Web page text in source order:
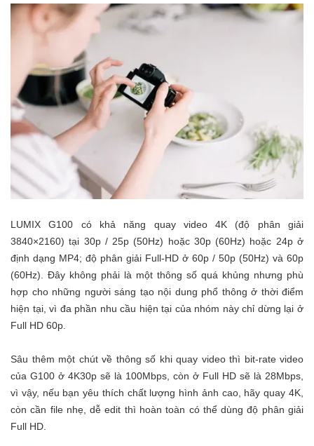
LUMIX G100 có khả năng quay video 4K (độ phân giải
3840×2160) tại 30p / 25p (50Hz) hoặc 30p (60Hz) hoặc 24p ở
định dạng MP4; độ phân giải Full-HD ở 60p / 50p (50Hz) và 60p
(60Hz). Đây không phải là một thông số quá khủng nhưng phù
hợp cho những người sáng tạo nội dung phổ thông ở thời điểm
hiện tại, vì đa phần nhu cầu hiện tại của nhóm này chỉ dừng lại ở
Full HD 60p.
Sâu thêm một chút về thông số khi quay video thì bit-rate video
của G100 ở 4K30p sẽ là 100Mbps, còn ở Full HD sẽ là 28Mbps,
vì vậy, nếu bạn yêu thích chất lượng hình ảnh cao, hãy quay 4K,
còn cần file nhẹ, dễ edit thì hoàn toàn có thể dùng độ phân giải
Full HD.